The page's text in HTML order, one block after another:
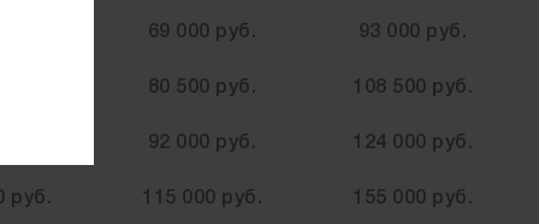
69 000 руб. 93 000 руб.
80 500 руб. 108 500 руб.
92 000 руб. 124 000 руб.
руб. 115 000 руб. 155 000 руб.